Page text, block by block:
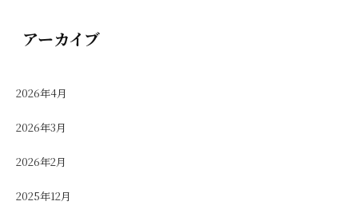
アーカイブ
2026年4月
2026年3月
2026年2月
2025年12月